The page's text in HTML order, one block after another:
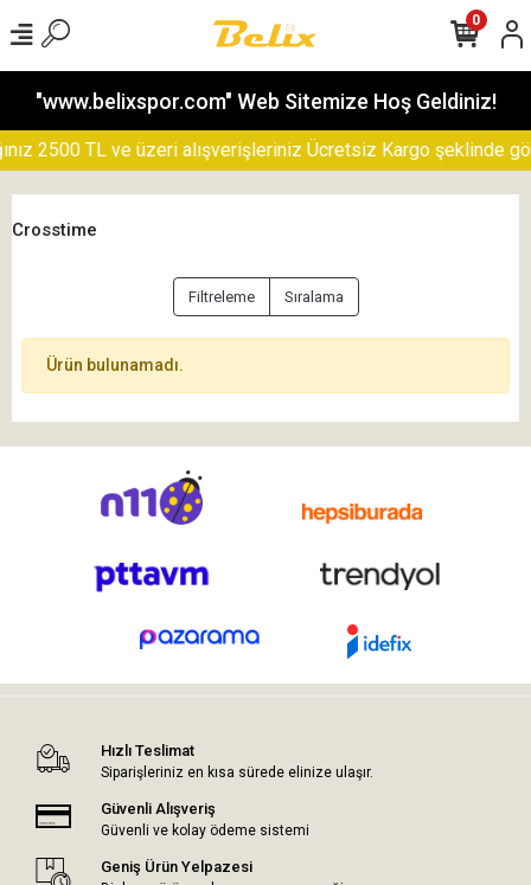
"www.belixspor.com" Web Sitemize Hoş Geldiniz!
2500 TL ve üzeri alışverişleriniz Ücretsiz Kargo şeklinde
0
Crosstime
Filtreleme Sıralama
Ürün bulunamadı.
Hızlı Teslimat
Siparişleriniz en kısa sürede elinize ulaşır.
Güvenli Alışveriş
Güvenli ve kolay ödeme sistemi
Geniş Ürün Yelpazesi